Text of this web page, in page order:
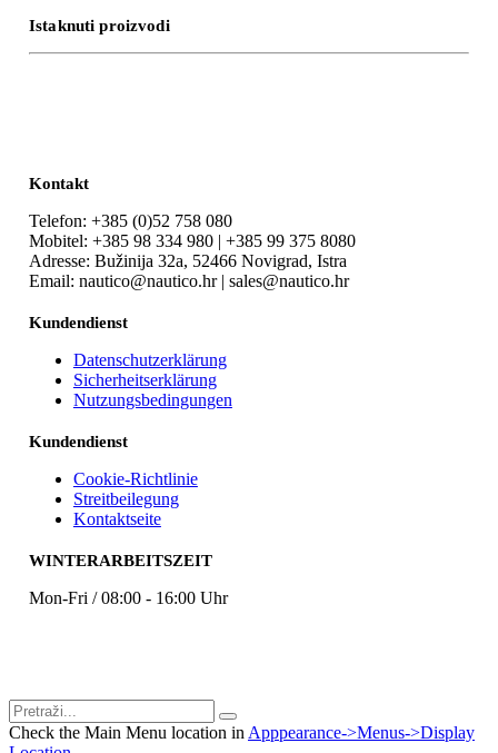
Istaknuti proizvodi
Kontakt
Telefon: +385 (0)52 758 080
Mobitel: +385 98 334 980 | +385 99 375 8080
Adresse: Bužinija 32a, 52466 Novigrad, Istra
Email: nautico@nautico.hr | sales@nautico.hr
Kundendienst
Datenschutzerklärung
Sicherheitserklärung
Nutzungsbedingungen
Kundendienst
Cookie-Richtlinie
Streitbeilegung
Kontaktseite
WINTERARBEITSZEIT
Mon-Fri / 08:00 - 16:00 Uhr
Check the Main Menu location inApppearance->Menus->Display